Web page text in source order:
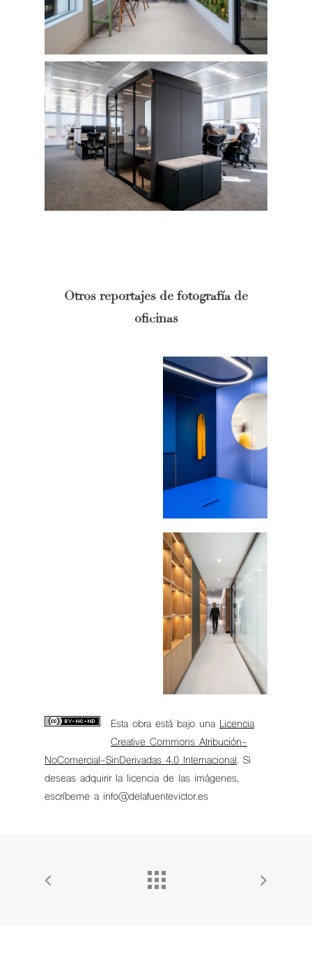
Otros reportajes de fotografía de
oficinas
Esta obra está bajo una Licencia
Creative Commons Atribución-
NoComercial-SinDerivadas 4.0 Internacional. Si
deseas adquirir la licencia de las imágenes,
escríbeme a info@delafuentevictor.es